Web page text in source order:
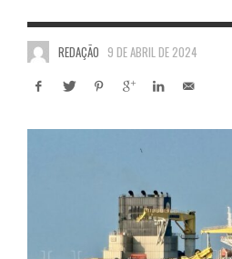
REDAÇÃO 9 DE ABRIL DE 2024